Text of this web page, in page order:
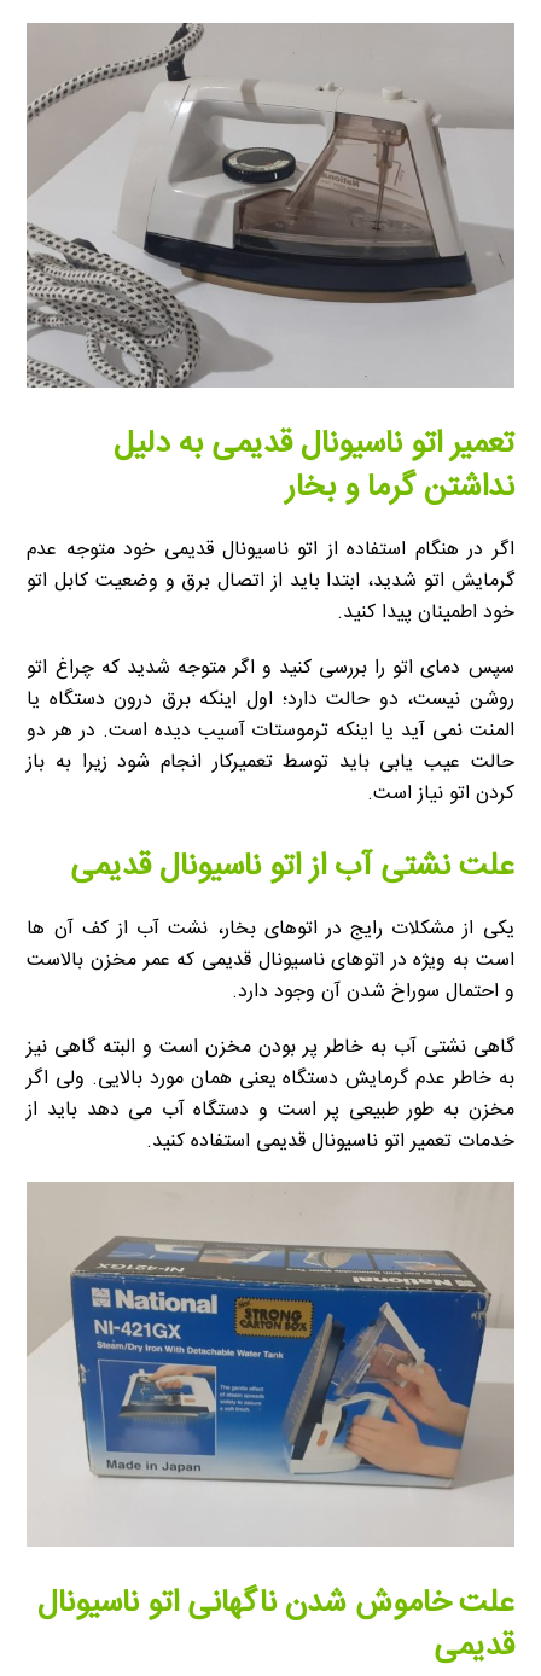
تعمیر اتو ناسیونال قدیمی به دلیل
نداشتن گرما و بخار
اگر در هنگام استفاده از اتو ناسیونال قدیمی خود متوجه عدم
گرمایش اتو شدید، ابتدا باید از اتصال برق و وضعیت کابل اتو
خود اطمینان پیدا کنید.
سپس دمای اتو را بررسی کنید و اگر متوجه شدید که چراغ اتو
روشن نیست، دو حالت دارد؛ اول اینکه برق درون دستگاه یا
المنت نمی آید یا اینکه ترموستات آسیب دیده است. در هر دو
حالت عیب یابی باید توسط تعمیرکار انجام شود زیرا به باز
کردن اتو نیاز است.
علت نشتی آب از اتو ناسیونال قدیمی
یکی از مشکلات رایج در اتوهای بخار، نشت آب از کف آن ها
است به ویژه در اتوهای ناسیونال قدیمی که عمر مخزن بالاست
و احتمال سوراخ شدن آن وجود دارد.
گاهی نشتی آب به خاطر پر بودن مخزن است و البته گاهی نیز
به خاطر عدم گرمایش دستگاه یعنی همان مورد بالایی. ولی اگر
مخزن به طور طبیعی پر است و دستگاه آب می دهد باید از
خدمات تعمیر اتو ناسیونال قدیمی استفاده کنید.
علت خاموش شدن ناگهانی اتو ناسیونال
قدیمی